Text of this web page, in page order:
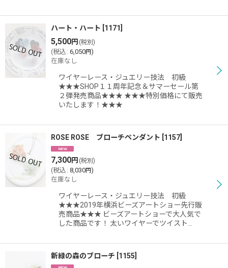
ハート・ハート 1171
5,500円 (税別)
(税込 : 6,050円)
在庫なし
ワイヤーレース・ジュエリー技法 初級
★★★SHOP１１周年記念＆サマーセール第
２弾発売商品★★★ ★★★特別価格にて販売
いたします！★★★
ROSE ROSE ブローチペンダント 1157
7,300円 (税別)
(税込 : 8,030円)
在庫なし
ワイヤーレース・ジュエリー技法 初級
★★★2019年横浜ビーズアートショー先行販
売商品★★★ ビーズアートショーで大人気で
した商品です！ 太いワイヤーでツイスト…
新緑の森のブローチ 1155